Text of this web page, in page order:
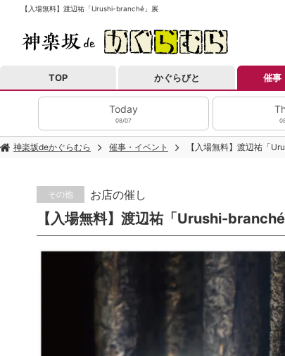
【入場無料】渡辺祐「Urushi-branché」展
TOP かぐらびと 催事
Today
08/07
神楽坂deかぐらむら 催事・イベント 【入場無料】渡辺祐「
その他 お店の催し
【入場無料】渡辺祐「Urushi-